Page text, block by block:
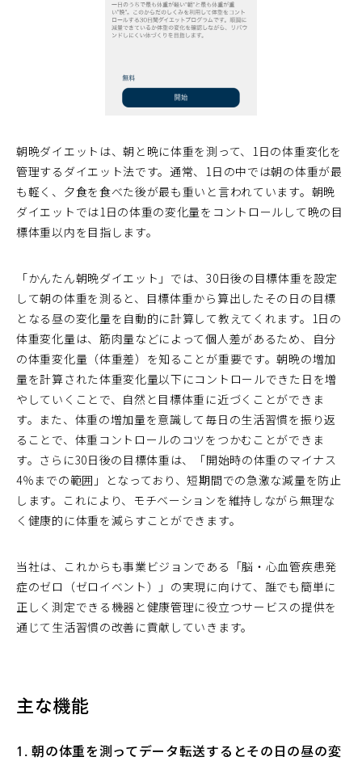
朝晩ダイエットは、朝と晩に体重を測って、1日の体重変化を
管理するダイエット法です。通常、1日の中では朝の体重が最
も軽く、夕食を食べた後が最も重いと言われています。朝晩
ダイエットでは1日の体重の変化量をコントロールして晩の目
標体重以内を目指します。
「かんたん朝晩ダイエット」では、30日後の目標体重を設定
して朝の体重を測ると、目標体重から算出したその日の目標
となる昼の変化量を自動的に計算して教えてくれます。1日の
体重変化量は、筋肉量などによって個人差があるため、自分
の体重変化量（体重差）を知ることが重要です。朝晩の増加
量を計算された体重変化量以下にコントロールできた日を増
やしていくことで、自然と目標体重に近づくことができま
す。また、体重の増加量を意識して毎日の生活習慣を振り返
ることで、体重コントロールのコツをつかむことができま
す。さらに30日後の目標体重は、「開始時の体重のマイナス
4％までの範囲」となっており、短期間での急激な減量を防止
します。これにより、モチベーションを維持しながら無理な
く健康的に体重を減らすことができます。
当社は、これからも事業ビジョンである「脳・心血管疾患発
症のゼロ（ゼロイベント）」の実現に向けて、誰でも簡単に
正しく測定できる機器と健康管理に役立つサービスの提供を
通じて生活習慣の改善に貢献していきます。
主な機能
1. 朝の体重を測ってデータ転送するとその日の昼の変